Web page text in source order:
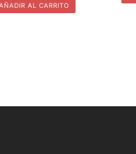
AÑADIR AL CARRITO